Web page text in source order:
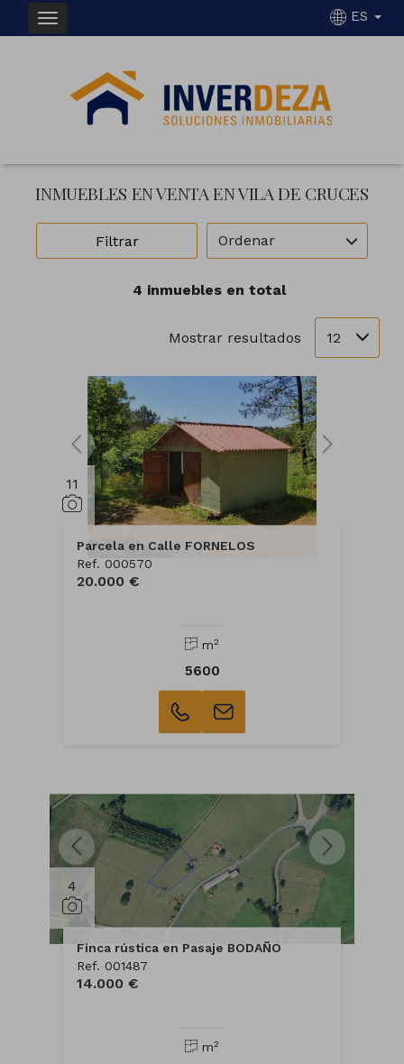
ES
INMUEBLES EN VENTA EN VILA DE CRUCES
Filtrar Ordenar
4 inmuebles en total
Mostrar resultados 12
11
Parcela en Calle FORNELOS
Ref. 000570
20.000 €
m2
5600
4
Finca rústica en Pasaje BODAÑO
Ref. 001487
14.000 €
m2